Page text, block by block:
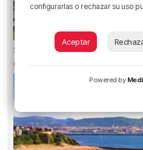
San Juan de
eclipse
configurarlas o rechazar su uso
Aceptar
Powered by